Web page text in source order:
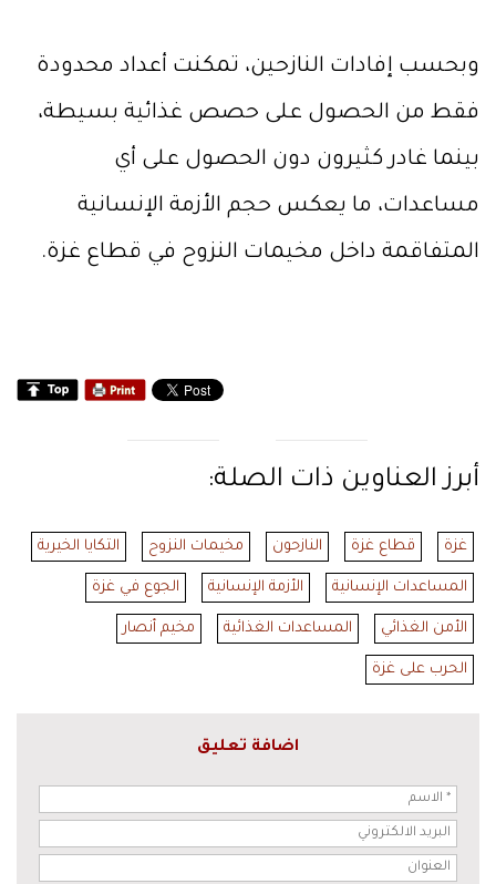
وبحسب إفادات النازحين، تمكنت أعداد محدودة
فقط من الحصول على حصص غذائية بسيطة،
بينما غادر كثيرون دون الحصول على أي
مساعدات، ما يعكس حجم الأزمة الإنسانية
المتفاقمة داخل مخيمات النزوح في قطاع غزة.
أبرز العناوين ذات الصلة:
غزة قطاع غزة النازحون مخيمات النزوح التكايا الخيرية
المساعدات الإنسانية الأزمة الإنسانية الجوع في غزة
الأمن الغذائي المساعدات الغذائية مخيم أنصار
الحرب على غزة
اضافة تعليق